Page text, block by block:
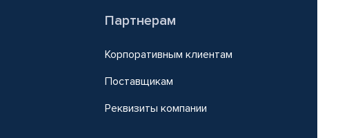
Партнерам
Корпоративным клиентам
Поставщикам
Реквизиты компании